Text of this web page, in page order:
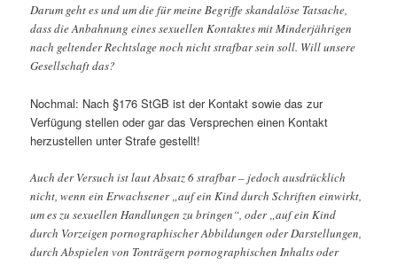
Darum geht es und um die für meine Begriffe skandalöse Tatsache,
dass die Anbahnung eines sexuellen Kontaktes mit Minderjährigen
nach geltender Rechtslage noch nicht strafbar sein soll. Will unsere
Gesellschaft das?
Nochmal: Nach §176 StGB ist der Kontakt sowie das zur
Verfügung stellen oder gar das Versprechen einen Kontakt
herzustellen unter Strafe gestellt!
Auch der Versuch ist laut Absatz 6 strafbar – jedoch ausdrücklich
nicht, wenn ein Erwachsener „auf ein Kind durch Schriften einwirkt,
um es zu sexuellen Handlungen zu bringen“, oder „auf ein Kind
durch Vorzeigen pornographischer Abbildungen oder Darstellungen,
durch Abspielen von Tonträgern pornographischen Inhalts oder